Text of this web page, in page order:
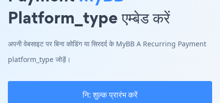
Platform_type एम्बेड करें
अपनी वेबसाइट पर बिना कोडिंग या सिरदर्द के MyBB A Recurring Payment
platform_type जोड़ें।
नि: शुल्क प्रारंभ करें